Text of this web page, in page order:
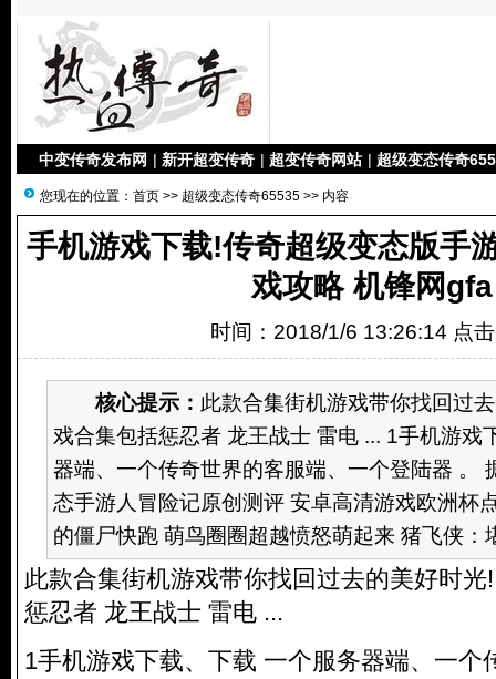
中变传奇发布网 | 新开超变传奇 | 超变传奇网站 | 超级变态传奇
您现在的位置： 首页 >> 超级变态传奇65535 >> 内容
手机游戏下载!传奇超级变态版手
戏攻略 机锋网gfa
时间：2018/1/6 13:26:14 点
核心提示： 此款合集街机游戏带你找回过
戏合集包括惩忍者 龙王战士 雷电 ... 1手机游戏
器端、一个传奇世界的客服端、一个登陆器 。
态手游人冒险记原创测评 安卓高清游戏欧洲杯
的僵尸快跑 萌鸟圈圈超越愤怒萌起来 猪飞侠：
此款合集街机游戏带你找回过去的美好时
惩忍者 龙王战士 雷电 ...
1手机游戏下载、下载 一个服务器端、一个